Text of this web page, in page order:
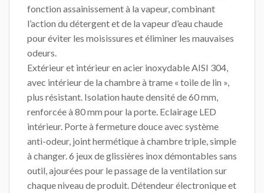
fonction assainissement à la vapeur, combinant
l’action du détergent et de la vapeur d’eau chaude
pour éviter les moisissures et éliminer les mauvaises
odeurs.
Extérieur et intérieur en acier inoxydable AISI 304,
avec intérieur de la chambre à trame « toile de lin »,
plus résistant. Isolation haute densité de 60 mm,
renforcée à 80 mm pour la porte. Eclairage LED
intérieur. Porte à fermeture douce avec système
anti-odeur, joint hermétique à chambre triple, simple
à changer. 6 jeux de glissières inox démontables sans
outil, ajourées pour le passage de la ventilation sur
chaque niveau de produit. Détendeur électronique et